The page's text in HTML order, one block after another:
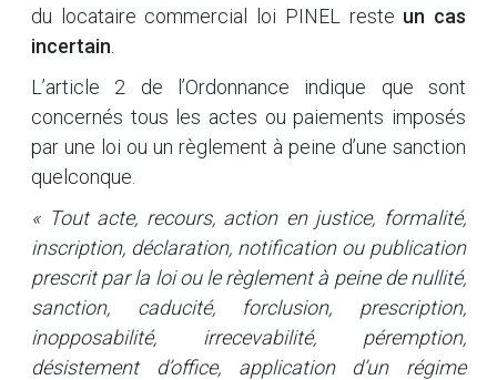
du locataire commercial loi PINEL reste un cas
incertain
L’article 2 de l’Ordonnance indique que sont
concernés tous les actes ou paiements imposés
par une loi ou un règlement à peine d’une sanction
quelconque.
« Tout acte, recours, action en justice, formalité,
inscription, déclaration, notification ou publication
prescrit par la loi ou le règlement à peine de nullité,
sanction, caducité, forclusion, prescription,
inopposabilité, irrecevabilité, péremption,
désistement d’office, application d’un régime